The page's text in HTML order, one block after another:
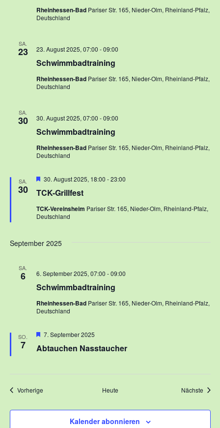
Rheinhessen-Bad Pariser Str. 165, Nieder-Olm, Rheinland-Pfalz,
Deutschland
SA.
23
Schwimmbadtraining
23. August 2025, 07:00 -09:00
Rheinhessen-Bad Pariser Str. 165, Nieder-Olm, Rheinland-Pfalz,
Deutschland
SA.
30
Schwimmbadtraining
30. August 2025, 07:00 -09:00
Rheinhessen-Bad Pariser Str. 165, Nieder-Olm, Rheinland-Pfalz,
Deutschland
SA.
30 TCK-Grillfest
Hervorgehoben
30. August 2025, 18:00 -23:00
TCK-Vereinsheim Pariser Str. 165, Nieder-Olm, Rheinland-Pfalz,
Deutschland
September 2025
SA.
6
Schwimmbadtraining
6. September 2025, 07:00 -09:00
Rheinhessen-Bad Pariser Str. 165, Nieder-Olm, Rheinland-Pfalz,
Deutschland
SO.
7 Abtauchen Nasstaucher
Hervorgehoben
7. September 2025
VorherigeVeranstaltungen Heute Nächste
Kalender abonnieren